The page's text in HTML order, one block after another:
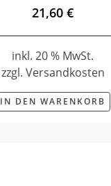
21,60 €
inkl. 20 % MwSt.
zzgl. Versandkosten
IN DEN WARENKORB